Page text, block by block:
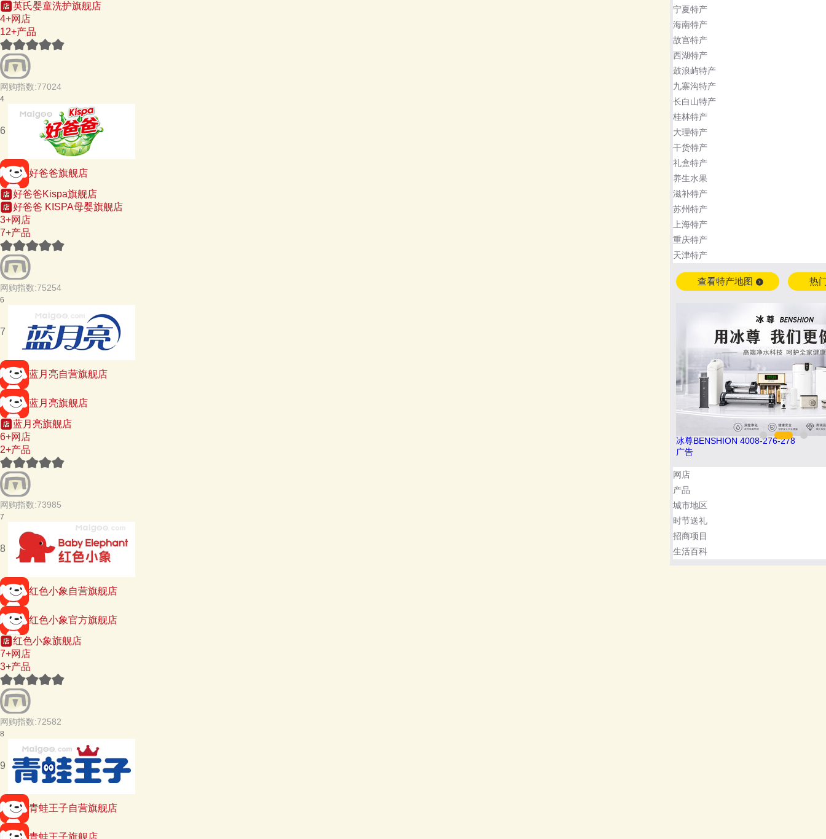
英氏婴童洗护旗舰店
4+网店
12+产品
网购指数:77024
4
6
好爸爸旗舰店
好爸爸Kispa旗舰店
好爸爸 KISPA母婴旗舰店
3+网店
7+产品
网购指数:75254
6
7
蓝月亮自营旗舰店
蓝月亮旗舰店
蓝月亮旗舰店
6+网店
2+产品
网购指数:73985
7
8
红色小象自营旗舰店
红色小象官方旗舰店
红色小象旗舰店
7+网店
3+产品
网购指数:72582
8
9
青蛙王子自营旗舰店
青蛙王子旗舰店
宁夏特产
海南特产
故宫特产
西湖特产
鼓浪屿特产
九寨沟特产
长白山特产
桂林特产
大理特产
干货特产
礼盒特产
养生水果
滋补特产
苏州特产
上海特产
重庆特产
天津特产
查看特产地图 热
冰尊BENSHION 4008-276-278
广告
网店
产品
城市地区
时节送礼
招商项目
生活百科